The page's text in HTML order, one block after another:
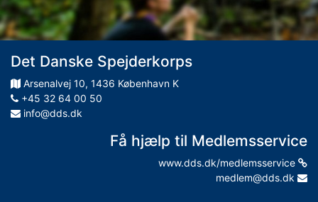
Det Danske Spejderkorps
Arsenalvej 10, 1436 København K
+45 32 64 00 50
info@dds.dk
Få hjælp til Medlemsservice
www.dds.dk/medlemsservice
medlem@dds.dk